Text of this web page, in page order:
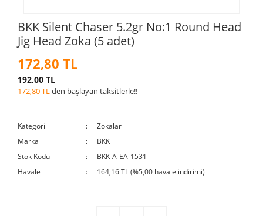
BKK Silent Chaser 5.2gr No:1 Round Head
Jig Head Zoka (5 adet)
172,80 TL
192,00 TL
172,80 TLden başlayan taksitlerle!!
Kategori
Zokalar
Marka
BKK
Stok Kodu
BKK-A-EA-1531
Havale
164,16 TL (%5,00 havale indirimi)